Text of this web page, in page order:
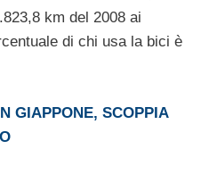
km del 2008 ai
di chi usa la bici è
GIAPPONE, SCOPPIA